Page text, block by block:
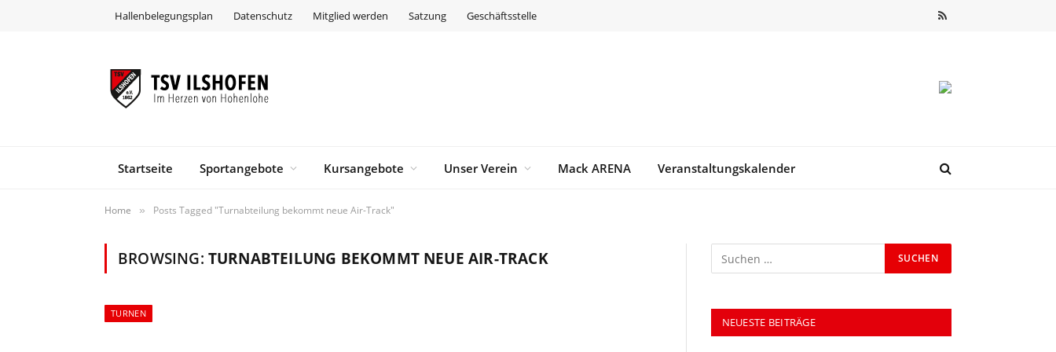
Hallenbelegungsplan Datenschutz Mitglied werden Satzung Geschäftsstelle RSS
Startseite Sportangebote Kursangebote Unser Verein Mack ARENA Veranstaltungskalender
Home » Posts Tagged "Turnabteilung bekommt neue Air-Track"
BROWSING: TURNABTEILUNG BEKOMMT NEUE AIR-TRACK
TURNEN
NEUESTE BEITRÄGE